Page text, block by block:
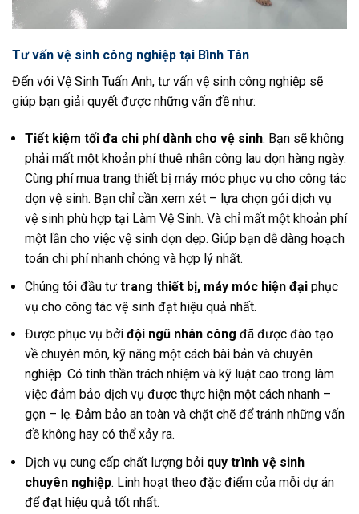
Tư vấn vệ sinh công nghiệp tại Bình Tân
Đến với Vệ Sinh Tuấn Anh, tư vấn vệ sinh công nghiệp sẽ
giúp bạn giải quyết được những vấn đề như:
Tiết kiệm tối đa chi phí dành cho vệ sinh. Bạn sẽ không
phải mất một khoản phí thuê nhân công lau dọn hàng ngày.
Cùng phí mua trang thiết bị máy móc phục vụ cho công tác
dọn vệ sinh. Bạn chỉ cần xem xét – lựa chọn gói dịch vụ
vệ sinh phù hợp tại Làm Vệ Sinh. Và chỉ mất một khoản phí
một lần cho việc vệ sinh dọn dẹp. Giúp bạn dễ dàng hoạch
toán chi phí nhanh chóng và hợp lý nhất.
Chúng tôi đầu tư trang thiết bị, máy móc hiện đại phục
vụ cho công tác vệ sinh đạt hiệu quả nhất.
Được phục vụ bởi đội ngũ nhân công đã được đào tạo
về chuyên môn, kỹ năng một cách bài bản và chuyên
nghiệp. Có tinh thần trách nhiệm và kỹ luật cao trong làm
việc đảm bảo dịch vụ được thực hiện một cách nhanh –
gọn – lẹ. Đảm bảo an toàn và chặt chẽ để tránh những vấn
đề không hay có thể xảy ra.
Dịch vụ cung cấp chất lượng bởi quy trình vệ sinh
chuyên nghiệp. Linh hoạt theo đặc điểm của mỗi dự án
để đạt hiệu quả tốt nhất.